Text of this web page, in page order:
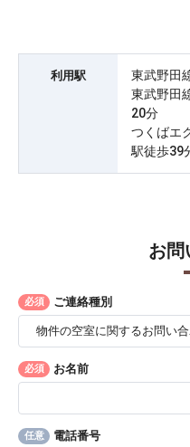
利用駅
東武野田
東武野田
20分
つくばエ
駅徒歩39
お問
必須 ご連絡種別
必須 お名前
任意 電話番号